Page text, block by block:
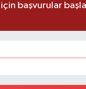
için başvurular